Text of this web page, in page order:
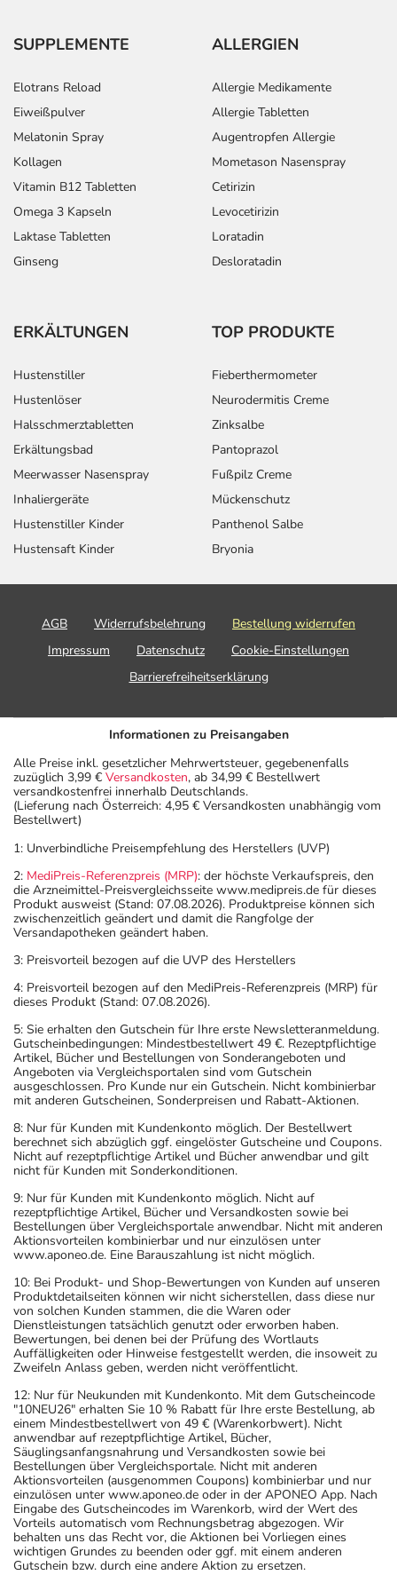
Überdosierung?
Übelkeit, Bauchschmerzen, Verstopfung und
Kopfschmerzen kommen. Setzen Sie sich bei dem
Verdacht auf eine Überdosierung umgehend mit einem
Arzt in Verbindung.
Einnahme vergessen?
Setzen Sie die Einnahme zum nächsten vorgeschriebenen
Zeitpunkt ganz normal (also nicht mit der doppelten
Menge) fort.
Kleinkindern und älteren Menschen auf eine
Ihren Arzt oder Apotheker nach etwaigen Auswirkungen
Eine vom Arzt verordnete Dosierung kann von den
Angaben der Packungsbeilage abweichen. Da der Arzt sie
individuell abstimmt, sollten Sie das Arzneimittel daher
nach seinen Anweisungen anwenden.
Aufbewahrung
- vor Hitze geschützt
- vor Feuchtigkeit geschützt (z.B. im fest verschlossenen
Wichtige Hinweise
- Bei Frauen im gebärfähigen Alter sind während und
unter Umständen auch eine Zeit lang nach der Therapie
wirksame Verhütungsmethoden erforderlich. Sprechen
Sie hierzu Ihren Arzt oder Apotheker an.
- Vorsicht bei Allergie gegen Statine wie Fluvastatin!
- Vorsicht bei Allergie gegen Propylenglykol und ähnliche
Stoffe!
- Vorsicht bei einer Unverträglichkeit gegenüber Lactose.
Wenn Sie eine Diabetes-Diät einhalten müssen, sollten
Sie den Zuckergehalt berücksichtigen.
- Es kann Arzneimittel geben, mit denen
Wechselwirkungen auftreten. Sie sollten deswegen
generell vor der Behandlung mit einem neuen
Arzneimittel jedes andere, das Sie bereits anwenden,
dem Arzt oder Apotheker angeben. Das gilt auch für
Arzneimittel, die Sie selbst kaufen, nur gelegentlich
anwenden oder deren Anwendung schon einige Zeit
zurückliegt.
Bitte verwenden Sie dieses Arzneimittel nicht mehr nach
dem auf der Packung oder der Umverpackung
angegebenen Verfallsdatum. Das Verfallsdatum bezieht
sich auf den letzten Tag des angegebenen Monats.
SUPPLEMENTE
Elotrans Reload
Eiweißpulver
Melatonin Spray
Kollagen
Vitamin B12 Tabletten
Omega 3 Kapseln
Laktase Tabletten
Ginseng
ALLERGIEN
Allergie Medikamente
Allergie Tabletten
Augentropfen Allergie
Mometason Nasenspray
Cetirizin
Levocetirizin
Loratadin
Desloratadin
ERKÄLTUNGEN
Hustenstiller
Hustenlöser
Halsschmerztabletten
Erkältungsbad
Meerwasser Nasenspray
Inhaliergeräte
Hustenstiller Kinder
Hustensaft Kinder
TOP PRODUKTE
Fieberthermometer
Neurodermitis Creme
Zinksalbe
Pantoprazol
Fußpilz Creme
Mückenschutz
Panthenol Salbe
Bryonia
AGB Widerrufsbelehrung
Bestellung widerrufen
Impressum
Datenschutz
Cookie-Einstellungen
Barrierefreiheitserklärung
Informationen zu Preisangaben
Alle Preise inkl. gesetzlicher Mehrwertsteuer, gegebenenfalls
zuzüglich 3,99 € Versandkosten, ab 34,99 € Bestellwert
versandkostenfrei innerhalb Deutschlands.
(Lieferung nach Österreich: 4,95 € Versandkosten unabhängig vom
Bestellwert)
1: Unverbindliche Preisempfehlung des Herstellers (UVP)
2: MediPreis-Referenzpreis (MRP): der höchste Verkaufspreis, den
die Arzneimittel-Preisvergleichsseite www.medipreis.de für dieses
Produkt ausweist (Stand: 07.08.2026). Produktpreise können sich
zwischenzeitlich geändert und damit die Rangfolge der
Versandapotheken geändert haben.
3: Preisvorteil bezogen auf die UVP des Herstellers
4: Preisvorteil bezogen auf den MediPreis-Referenzpreis (MRP) für
dieses Produkt (Stand: 07.08.2026).
5: Sie erhalten den Gutschein für Ihre erste Newsletteranmeldung.
Gutscheinbedingungen: Mindestbestellwert 49 €. Rezeptpflichtige
Artikel, Bücher und Bestellungen von Sonderangeboten und
Angeboten via Vergleichsportalen sind vom Gutschein
ausgeschlossen. Pro Kunde nur ein Gutschein. Nicht kombinierbar
mit anderen Gutscheinen, Sonderpreisen und Rabatt-Aktionen.
8: Nur für Kunden mit Kundenkonto möglich. Der Bestellwert
berechnet sich abzüglich ggf. eingelöster Gutscheine und Coupons.
Nicht auf rezeptpflichtige Artikel und Bücher anwendbar und gilt
nicht für Kunden mit Sonderkonditionen.
9: Nur für Kunden mit Kundenkonto möglich. Nicht auf
rezeptpflichtige Artikel, Bücher und Versandkosten sowie bei
Bestellungen über Vergleichsportale anwendbar. Nicht mit anderen
Aktionsvorteilen kombinierbar und nur einzulösen unter
www.aponeo.de. Eine Barauszahlung ist nicht möglich.
10: Bei Produkt- und Shop-Bewertungen von Kunden auf unseren
Produktdetailseiten können wir nicht sicherstellen, dass diese nur
von solchen Kunden stammen, die die Waren oder
Dienstleistungen tatsächlich genutzt oder erworben haben.
Bewertungen, bei denen bei der Prüfung des Wortlauts
Auffälligkeiten oder Hinweise festgestellt werden, die insoweit zu
Zweifeln Anlass geben, werden nicht veröffentlicht.
12: Nur für Neukunden mit Kundenkonto. Mit dem Gutscheincode
"10NEU26" erhalten Sie 10 % Rabatt für Ihre erste Bestellung, ab
einem Mindestbestellwert von 49 € (Warenkorbwert). Nicht
anwendbar auf rezeptpflichtige Artikel, Bücher,
Säuglingsanfangsnahrung und Versandkosten sowie bei
Bestellungen über Vergleichsportale. Nicht mit anderen
Aktionsvorteilen (ausgenommen Coupons) kombinierbar und nur
einzulösen unter www.aponeo.de oder in der APONEO App. Nach
Eingabe des Gutscheincodes im Warenkorb, wird der Wert des
Vorteils automatisch vom Rechnungsbetrag abgezogen. Wir
behalten uns das Recht vor, die Aktionen bei Vorliegen eines
wichtigen Grundes zu beenden oder ggf. mit einem anderen
Gutschein bzw. durch eine andere Aktion zu ersetzen.